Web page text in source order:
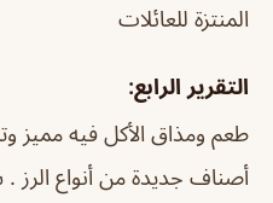
المنتزة للعائلات
التقرير الرابع:
طعم ومذاق الأكل فيه مميز
أصناف جديدة من أنواع الرز